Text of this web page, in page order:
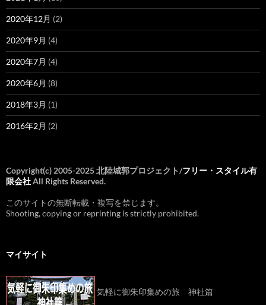
2020年12月 (2)
2020年9月 (4)
2020年7月 (4)
2020年6月 (8)
2018年3月 (1)
2016年2月 (2)
Copyright(c) 2005-2025 北陸城郭プロジェクト/フリー・スタイル有
限会社All Rights Reserved.
このサイトの無断転載・複写を禁じます。
Shooting, copying or reprinting is strictly prohibited.
マイサイト
気軽に御朱印集めの旅 神社篇